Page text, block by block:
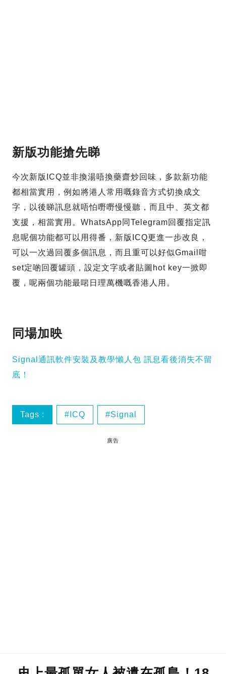
新版功能搶先睇
今次新版ICQ並非換湯唔換藥齋炒回味，多款新功能
都相當實用，例如將港人常用嘅錄音方式切換成文
字，以後睇訊息就唔怕嘢嘢慢慢聽，而且中、英文都
支援，相當實用。WhatsApp同Telegram回覆指定訊
息呢個功能都可以用得番，新版ICQ更進一步改良，
可以一次過回覆多個訊息，而且重可以好似Gmail咁
set定啲回覆罐頭，設定文字或者貼圖hot key一掀即
覆，呢兩個功能最啱日理萬機嘅香港人用。
同場加映
Signal通訊軟件安裝及教學懶人包 訊息看後消失不留
底！
Tags : ICQ Signal
廣告